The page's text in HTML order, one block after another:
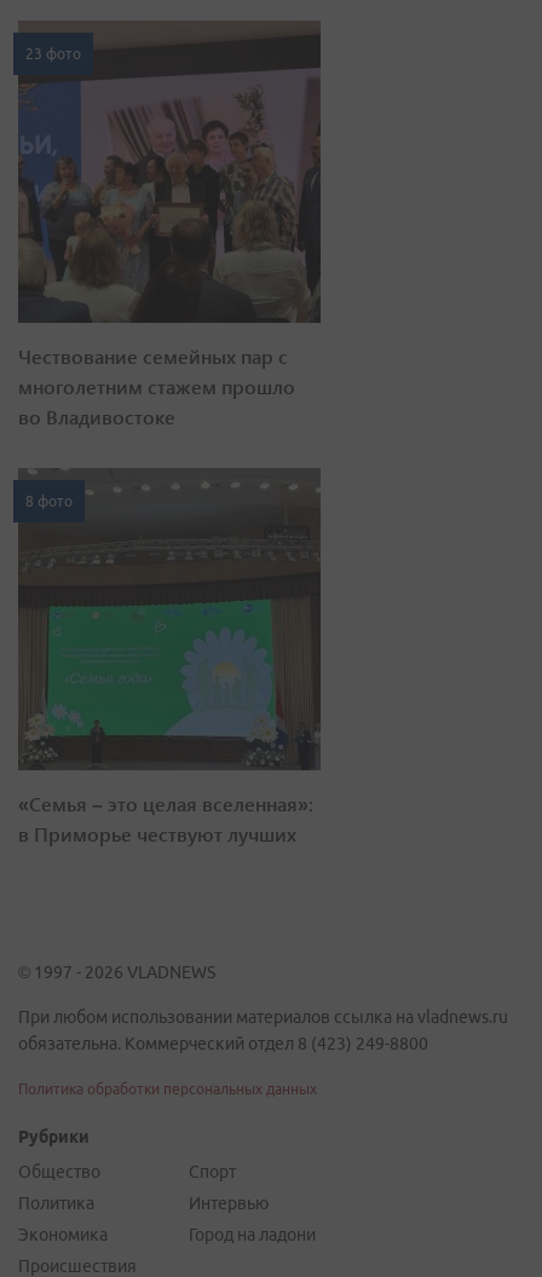
23 фото
Чествование семейных пар с
многолетним стажем прошло
во Владивостоке
8 фото
«Семья – это целая вселенная»:
в Приморье чествуют лучших
© 1997 - 2026 VLADNEWS
При любом использовании материалов ссылка на vladnews.ru
обязательна. Коммерческий отдел 8 (423) 249-8800
Политика обработки персональных данных
Рубрики
Общество
Политика
Экономика
Происшествия
Спорт
Интервью
Город на ладони